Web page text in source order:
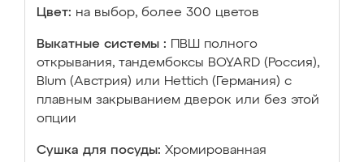
Цвет: на выбор, более 300 цветов
Выкатные системы :
ПВШ полного
открывания, тандембоксы BOYARD (Россия),
Blum (Австрия) или Hettich (Германия) с
плавным закрыванием дверок или без этой
опции
Сушка для посуды: Хромированная